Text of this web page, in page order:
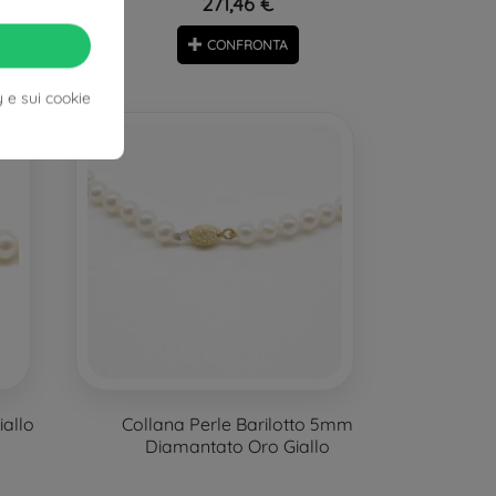
CONFRONTA
Collana Perle Barilotto 5mm
Diamantato Oro Giallo
e sui cookie